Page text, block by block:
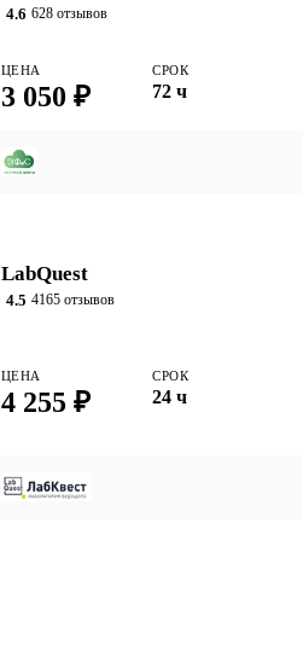
4.6 628 отзывов
ЦЕНА
3 050 ₽
СРОК
72 ч
LabQuest
4.5 4165 отзывов
ЦЕНА
4 255 ₽
СРОК
24 ч